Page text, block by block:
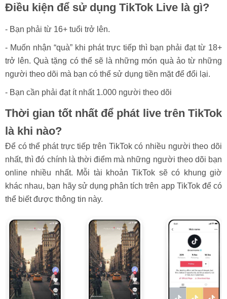
Điều kiện để sử dụng TikTok Live là gì?
- Bạn phải từ 16+ tuổi trở lên.
- Muốn nhận “quà” khi phát trực tiếp thì bạn phải đạt từ 18+
trở lên. Quà tặng có thể sẽ là những món quà ảo từ những
người theo dõi mà bạn có thể sử dụng tiền mặt để đổi lại.
- Bạn cần phải đạt ít nhất 1.000 người theo dõi
Thời gian tốt nhất để phát live trên TikTok
là khi nào?
Để có thể phát trực tiếp trên TikTok có nhiều người theo dõi
nhất, thì đó chính là thời điểm mà những người theo dõi bạn
online nhiều nhất. Mỗi tài khoản TikTok sẽ có khung giờ
khác nhau, bạn hãy sử dụng phân tích trên app TikTok để có
thể biết được thông tin này.